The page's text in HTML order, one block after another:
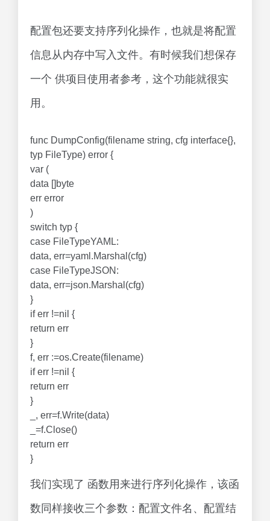
配置包还要支持序列化操作，也就是将配置
信息从内存中写入文件。有时候我们想保存
一个 供项目使用者参考，这个功能就很实
用。
func DumpConfig(filename string, cfg interface{},
typ FileType) error {
var (
data []byte
err error
)
switch typ {
case FileTypeYAML:
data, err=yaml.Marshal(cfg)
case FileTypeJSON:
data, err=json.Marshal(cfg)
}
if err !=nil {
return err
}
f, err :=os.Create(filename)
if err !=nil {
return err
}
_, err=f.Write(data)
_=f.Close()
return err
}
我们实现了 函数用来进行序列化操作，该函
数同样接收三个参数：配置文件名、配置结